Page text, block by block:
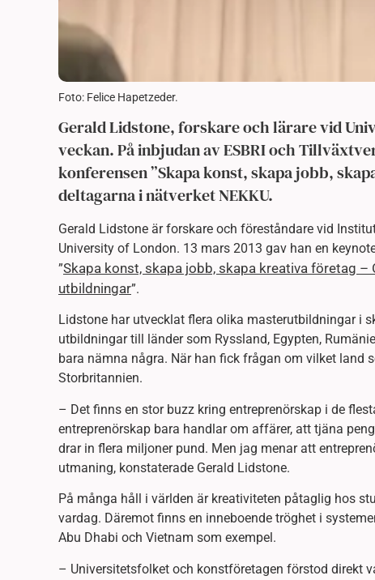
Foto: Felice Hapetzeder.
Gerald Lidstone, forskare och lärare vid
veckan. På inbjudan av ESBRI och
konferensen ”Skapa konst, skapa jobb,
deltagarna i nätverket NEKKU.
Gerald Lidstone är forskare och föreståndare vid
University of London. 13 mars 2013 gav han en
”Skapa konst, skapa jobb, skapa kreativa företag
utbildningar”.
Lidstone har utvecklat flera olika masterutbildningar i
utbildningar till länder som Ryssland, Egypten,
bara nämna några. När han fick frågan om vilket land
Storbritannien.
– Det finns en stor buzz kring entreprenörskap i de
entreprenörskap bara handlar om affärer, att tjäna
drar in flera miljoner pund. Men jag menar att
utmaning, konstaterade Gerald Lidstone.
På många håll i världen är kreativiteten påtaglig hos
vardag. Däremot finns en inneboende tröghet i
Abu Dhabi och Vietnam som exempel.
– Universitetsfolket och konstföretagen förstod direkt